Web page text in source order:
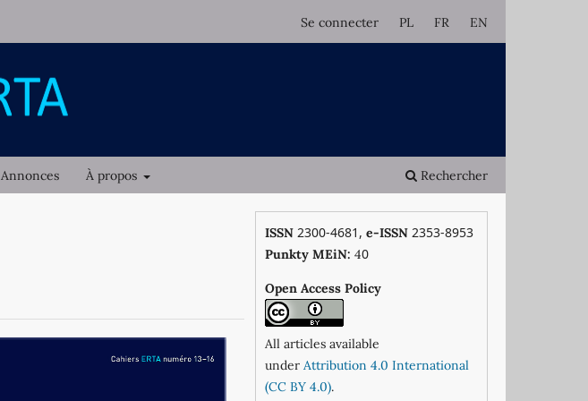
Annonces À propos Rechercher
Se connecter PL FR EN
ISSN 2300-4681, e-ISSN 2353-8953
Punkty MEiN: 40
Open Access Policy
All articles available
under Attribution 4.0 International
(CC BY 4.0).